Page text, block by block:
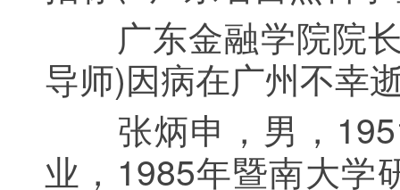
广东金融学院院长
导师)因病在广州不幸
张炳申，男，
业，1985年暨南大学